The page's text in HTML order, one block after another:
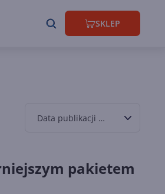
SKLEP
Data publikacji malejąco
pakietem